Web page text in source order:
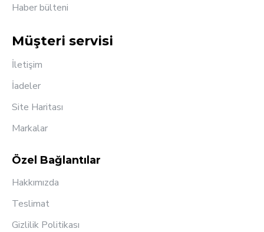
Haber bülteni
Müşteri servisi
İletişim
İadeler
Site Haritası
Markalar
Özel Bağlantılar
Hakkımızda
Teslimat
Gizlilik Politikası